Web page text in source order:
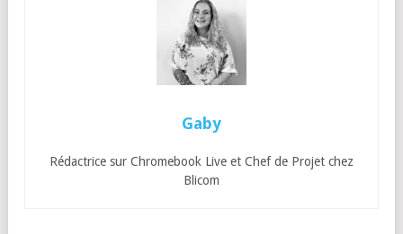
Gaby
Rédactrice sur Chromebook Live et Chef de Projet chez
Blicom